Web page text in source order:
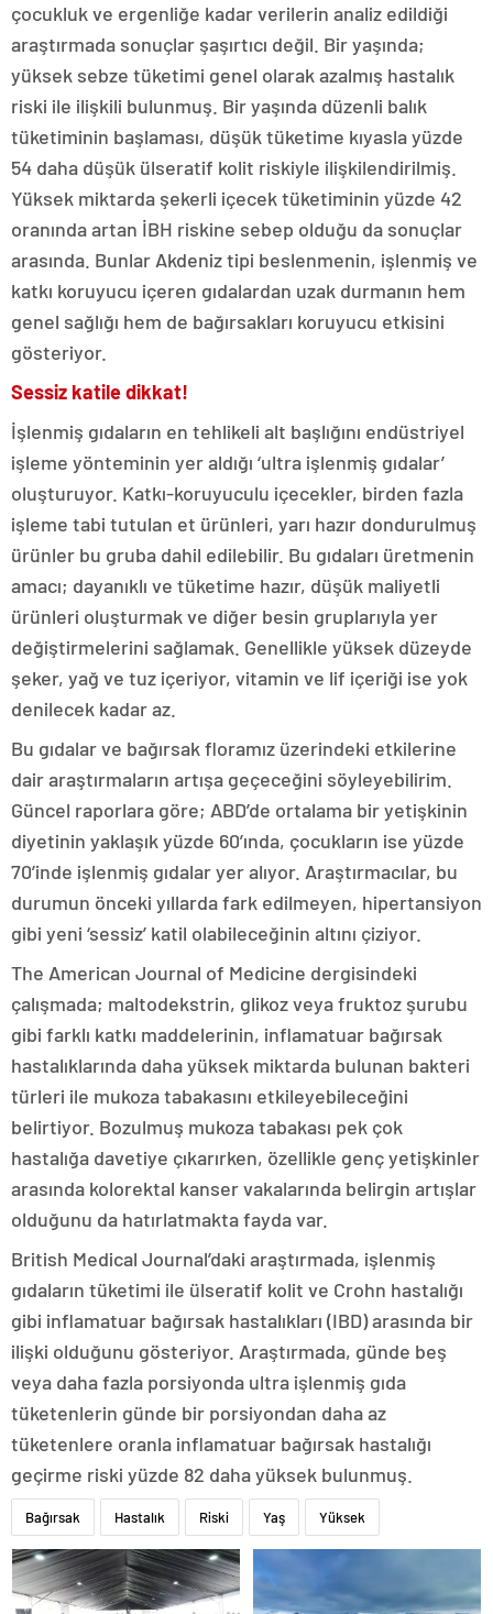
çocukluk ve ergenliğe kadar verilerin analiz edildiği
araştırmada sonuçlar şaşırtıcı değil. Bir yaşında;
yüksek sebze tüketimi genel olarak azalmış hastalık
riski ile ilişkili bulunmuş. Bir yaşında düzenli balık
tüketiminin başlaması, düşük tüketime kıyasla yüzde
54 daha düşük ülseratif kolit riskiyle ilişkilendirilmiş.
Yüksek miktarda şekerli içecek tüketiminin yüzde 42
oranında artan İBH riskine sebep olduğu da sonuçlar
arasında. Bunlar Akdeniz tipi beslenmenin, işlenmiş ve
katkı koruyucu içeren gıdalardan uzak durmanın hem
genel sağlığı hem de bağırsakları koruyucu etkisini
gösteriyor.
Sessiz katile dikkat!
İşlenmiş gıdaların en tehlikeli alt başlığını endüstriyel
işleme yönteminin yer aldığı ‘ultra işlenmiş gıdalar’
oluşturuyor. Katkı-koruyuculu içecekler, birden fazla
işleme tabi tutulan et ürünleri, yarı hazır dondurulmuş
ürünler bu gruba dahil edilebilir. Bu gıdaları üretmenin
amacı; dayanıklı ve tüketime hazır, düşük maliyetli
ürünleri oluşturmak ve diğer besin gruplarıyla yer
değiştirmelerini sağlamak. Genellikle yüksek düzeyde
şeker, yağ ve tuz içeriyor, vitamin ve lif içeriği ise yok
denilecek kadar az.
Bu gıdalar ve bağırsak floramız üzerindeki etkilerine
dair araştırmaların artışa geçeceğini söyleyebilirim.
Güncel raporlara göre; ABD’de ortalama bir yetişkinin
diyetinin yaklaşık yüzde 60’ında, çocukların ise yüzde
70’inde işlenmiş gıdalar yer alıyor. Araştırmacılar, bu
durumun önceki yıllarda fark edilmeyen, hipertansiyon
gibi yeni ‘sessiz’ katil olabileceğinin altını çiziyor.
The American Journal of Medicine dergisindeki
çalışmada; maltodekstrin, glikoz veya fruktoz şurubu
gibi farklı katkı maddelerinin, inflamatuar bağırsak
hastalıklarında daha yüksek miktarda bulunan bakteri
türleri ile mukoza tabakasını etkileyebileceğini
belirtiyor. Bozulmuş mukoza tabakası pek çok
hastalığa davetiye çıkarırken, özellikle genç yetişkinler
arasında kolorektal kanser vakalarında belirgin artışlar
olduğunu da hatırlatmakta fayda var.
British Medical Journal’daki araştırmada, işlenmiş
gıdaların tüketimi ile ülseratif kolit ve Crohn hastalığı
gibi inflamatuar bağırsak hastalıkları (IBD) arasında bir
ilişki olduğunu gösteriyor. Araştırmada, günde beş
veya daha fazla porsiyonda ultra işlenmiş gıda
tüketenlerin günde bir porsiyondan daha az
tüketenlere oranla inflamatuar bağırsak hastalığı
geçirme riski yüzde 82 daha yüksek bulunmuş.
Bağırsak Hastalık Riski Yaş Yüksek